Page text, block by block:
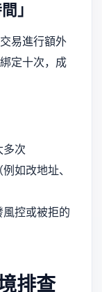
」
易進行額外
定十次，成
多次
如改地址、
控或被拒的
排查